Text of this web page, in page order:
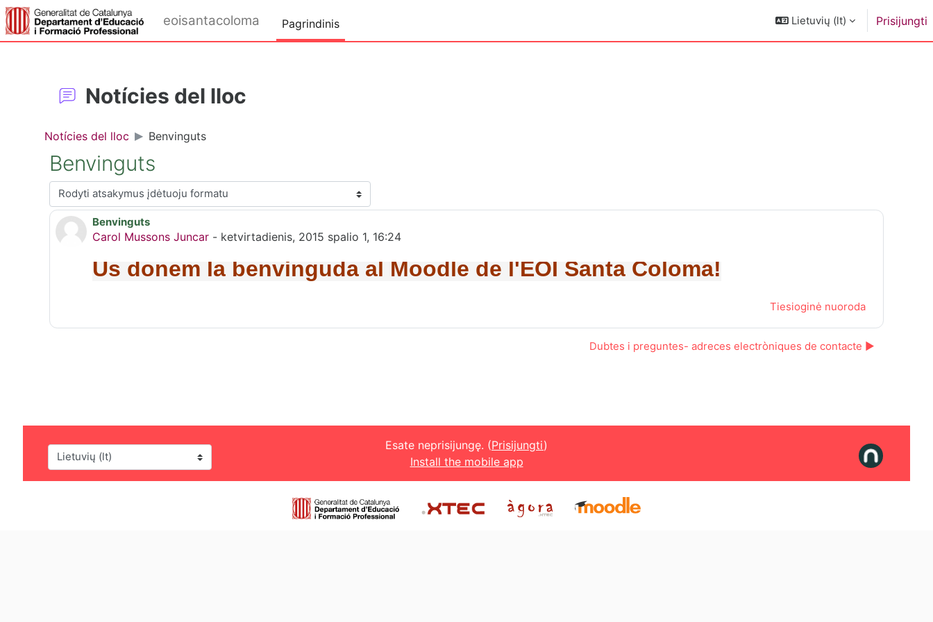
Pereiti į pagrindinį turinį
eoisantacoloma Pagrindinis Lietuvių ‎(lt)‎ Prisijungti
Notícies del lloc
Notícies del lloc Benvinguts
Benvinguts
Rodymo režimas
Benvinguts
Carol Mussons Juncar - ketvirtadienis, 2015 spalio 1, 16:24
Atsakymų skaičius: 0
Us donem la benvinguda al Moodle de l'EOI Santa Coloma!
Tiesioginė nuoroda
Dubtes i preguntes- adreces electròniques de contacte ▶︎
Kalba
Esate neprisijungę. (Prisijungti)
Install the mobile app